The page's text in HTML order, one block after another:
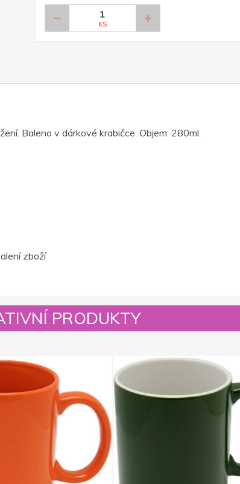
KS
Baleno v dárkové krabičce. Objem: 280ml.
zboží
PRODUKTY